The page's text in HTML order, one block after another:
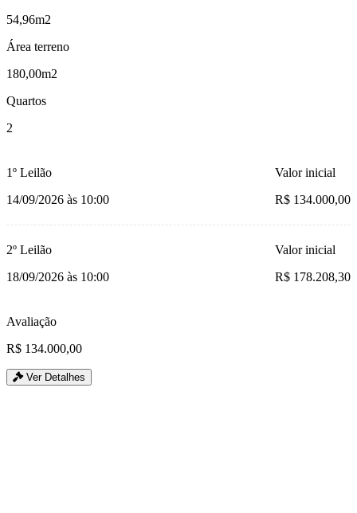
54,96m2
Área terreno
180,00m2
Quartos
2
1º Leilão
14/09/2026 às 10:00
Valor inicial
R$ 134.000,00
2º Leilão
18/09/2026 às 10:00
Valor inicial
R$ 178.208,30
Avaliação
R$ 134.000,00
Ver Detalhes